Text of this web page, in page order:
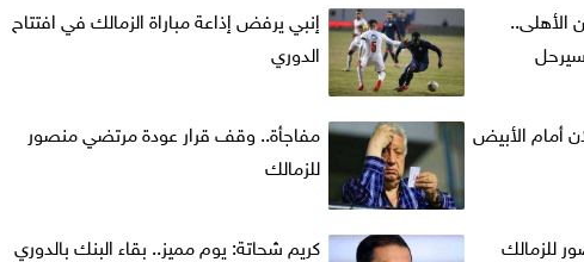
الأهلى..
إنبي يرفض إذاعة مباراة الزمالك في افتتاح
الدوري
أمام الأبيض
مفاجأة.. وقف قرار عودة مرتضي منصور
للزمالك
للزمالك
كريم شحاتة: يوم مميز.. بقاء البنك بالدوري